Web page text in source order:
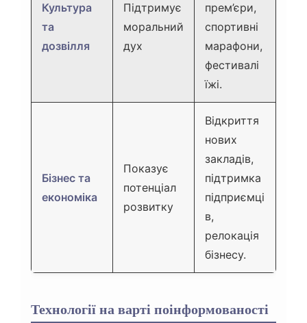
Культура
та
дозвілля
Підтримує
моральний
дух
прем’єри,
спортивні
марафони,
фестивалі
їжі.
Бізнес та
економіка
Показує
потенціал
розвитку
Відкриття
нових
закладів,
підтримка
підприємці
в,
релокація
бізнесу.
Технології на варті поінформованості